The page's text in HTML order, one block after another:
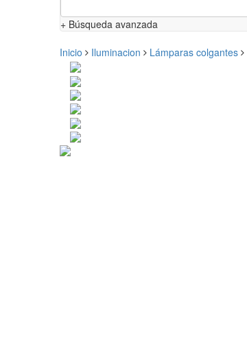
+ Búsqueda avanzada
Inicio Iluminacion Lámparas colgantes